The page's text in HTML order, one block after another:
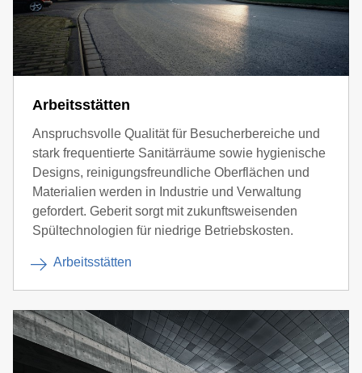
Arbeitsstätten
Anspruchsvolle Qualität für Besucherbereiche und
stark frequentierte Sanitärräume sowie hygienische
Designs, reinigungsfreundliche Oberflächen und
Materialien werden in Industrie und Verwaltung
gefordert. Geberit sorgt mit zukunftsweisenden
Spültechnologien für niedrige Betriebskosten.
Arbeitsstätten